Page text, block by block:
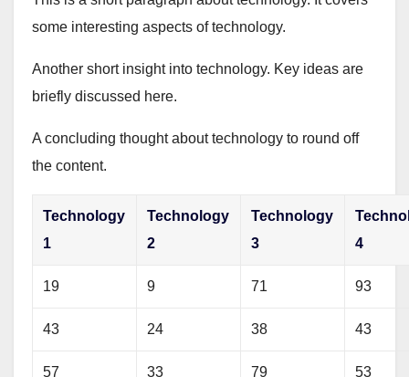
some interesting aspects of technology.
Another short insight into technology. Key ideas are
briefly discussed here.
A concluding thought about technology to round off
the content.
Technology
1
Technology
2
Technology
3
4
19 9 71 93
43 24 38 43
57 33 79 53